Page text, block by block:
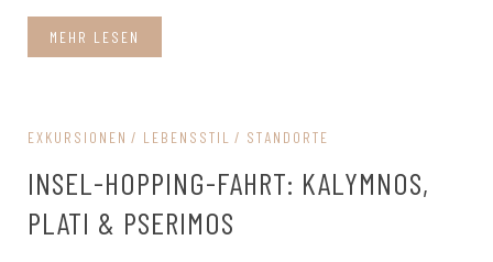
MEHR LESEN
EXKURSIONEN LEBENSSTIL STANDORTE
INSEL-HOPPING-FAHRT: KALYMNOS,
PLATI & PSERIMOS